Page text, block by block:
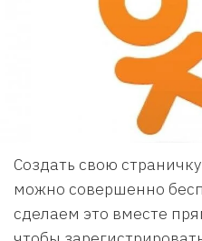
Создать свою
можно совершенно
сделаем это вместе